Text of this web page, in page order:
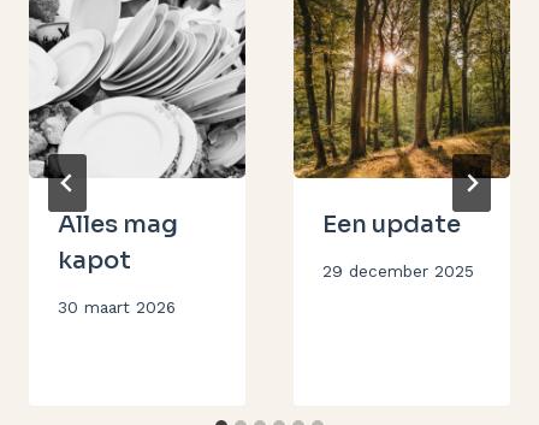
Alles mag
kapot
Door
30 maart 2026
Een update
Door
29 december 2025